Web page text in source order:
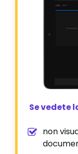
Se vedete
non